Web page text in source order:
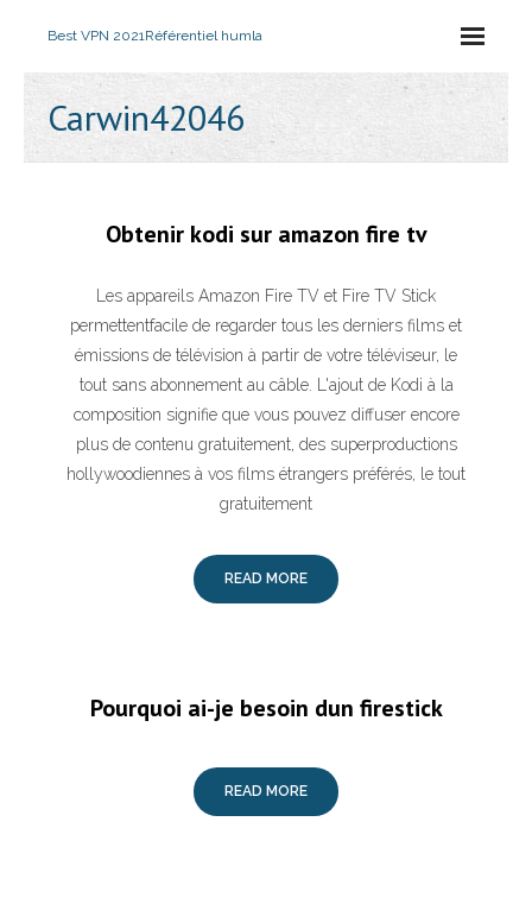
Best VPN 2021Référentiel humla
Carwin42046
Obtenir kodi sur amazon fire tv
Les appareils Amazon Fire TV et Fire TV Stick
permettentfacile de regarder tous les derniers films et
émissions de télévision à partir de votre téléviseur, le
tout sans abonnement au câble. L'ajout de Kodi à la
composition signifie que vous pouvez diffuser encore
plus de contenu gratuitement, des superproductions
hollywoodiennes à vos films étrangers préférés, le tout
gratuitement
READ MORE
Pourquoi ai-je besoin dun firestick
READ MORE